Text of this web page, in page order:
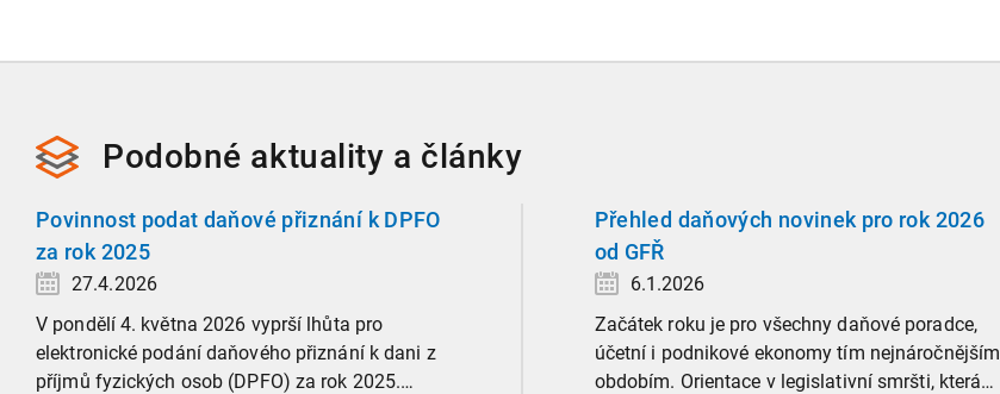
Podobné aktuality a články
Povinnost podat daňové přiznání k DPFO
za rok 2025
27.4.2026
V pondělí 4. května 2026 vyprší lhůta pro
elektronické podání daňového přiznání k dani z
příjmů fyzických osob (DPFO) za rok 2025.
Přehled daňových novinek pro rok 2026
od GFŘ
6.1.2026
Začátek roku je pro všechny daňové poradce,
účetní i podnikové ekonomy tím nejnáročnějším
obdobím. Orientace v legislativní smršti, která